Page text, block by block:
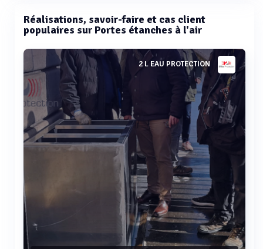
Réalisations, savoir-faire et cas client
populaires sur Portes étanches à l'air
2 L EAU PROTECTION